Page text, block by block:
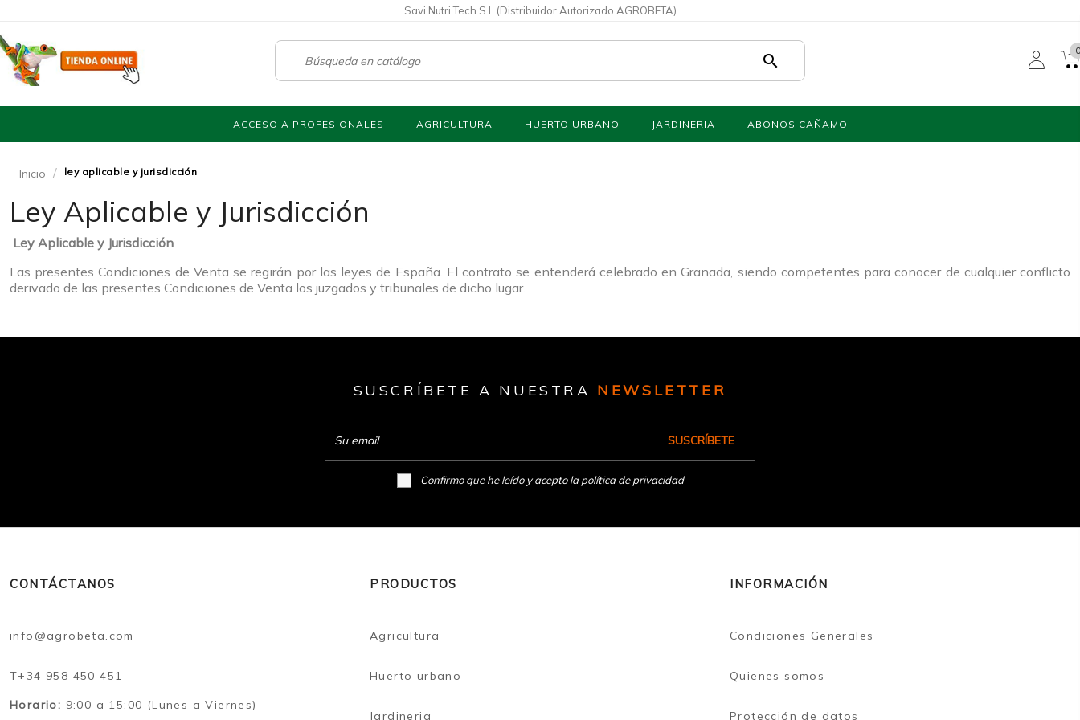
Savi Nutri Tech S.L (Distribuidor Autorizado AGROBETA)
search
0
ACCESO A PROFESIONALES AGRICULTURA HUERTO URBANO JARDINERIA ABONOS CAÑAMO
Inicio ley aplicable y jurisdicción
Ley Aplicable y Jurisdicción
Ley Aplicable y Jurisdicción
Las presentes Condiciones de Venta se regirán por las leyes de España. El contrato se entenderá celebrado en Granada, siendo competentes para conocer de cualquier conflicto
derivado de las presentes Condiciones de Venta los juzgados y tribunales de dicho lugar.
SUSCRÍBETE A NUESTRA NEWSLETTER
SUSCRÍBETE
Confirmo que he leído y acepto lapolítica de privacidad
CONTÁCTANOS
info@agrobeta.com
T+34 958 450 451
Horario: 9:00 a 15:00 (Lunes a Viernes)
PRODUCTOS
Agricultura
Huerto urbano
Jardineria
INFORMACIÓN
Condiciones Generales
Quienes somos
Protección de datos